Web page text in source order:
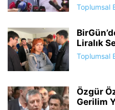
Toplumsal
Liralık
Toplumsal
Özgür
Gerilim